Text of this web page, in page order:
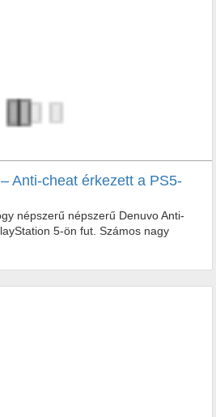
Anti-cheat érkezett a PS5-
népszerű népszerű Denuvo Anti-
5-ön fut. Számos nagy
5-ön fut. Számos nagy